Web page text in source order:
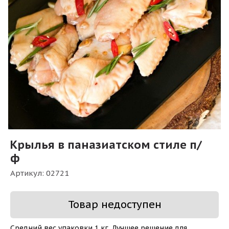
Крылья в паназиатском стиле п/
ф
Артикул: 02721
Товар недоступен